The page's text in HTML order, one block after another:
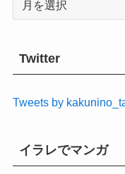
Twitter
Tweets by
イラレでマンガ